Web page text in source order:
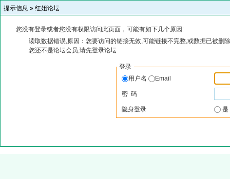
提示信息 » 红姐论坛
您没有登录或者您没有权限访问此页面，可能有如下几个原因:
读取数据错误,原因：您要访问的链接无效,可能链接不完整,或数据已被删
您还不是论坛会员,请先登录论坛
登录
用户名
Email
密 码
隐身登录